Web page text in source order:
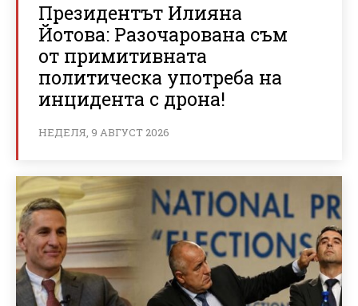
Президентът Илияна
Йотова: Разочарована съм
от примитивната
политическа употреба на
инцидента с дрона!
НЕДЕЛЯ, 9 АВГУСТ 2026